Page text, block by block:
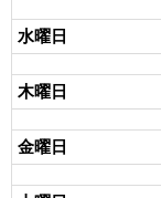
水曜日
木曜日
金曜日